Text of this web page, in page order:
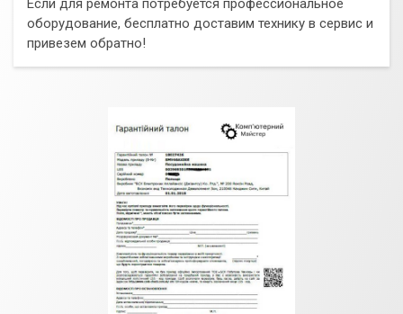
Если для ремонта потребуется профессиональное
оборудование, бесплатно доставим технику в сервис и
привезем обратно!